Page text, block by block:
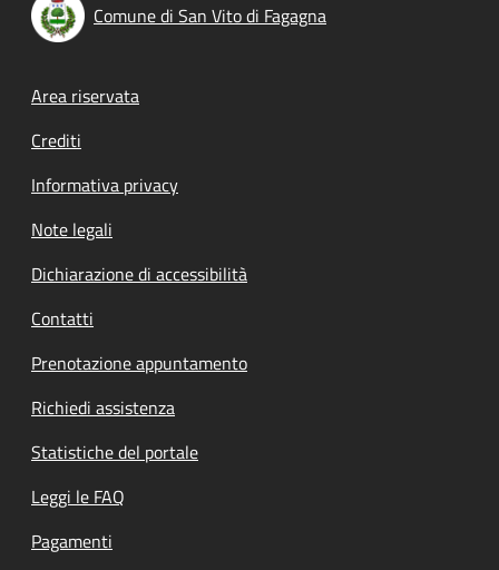
Comune di San Vito di Fagagna
Footer menu
Area riservata
Crediti
Informativa privacy
Note legali
Dichiarazione di accessibilità
Contatti
Prenotazione appuntamento
Richiedi assistenza
Statistiche del portale
Leggi le FAQ
Pagamenti